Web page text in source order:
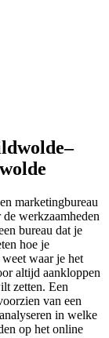
marketingbureau
werkzaamheden
bureau dat je
hoe je
waar je het
altijd aankloppen
zetten. Een
van een
in welke
op het online